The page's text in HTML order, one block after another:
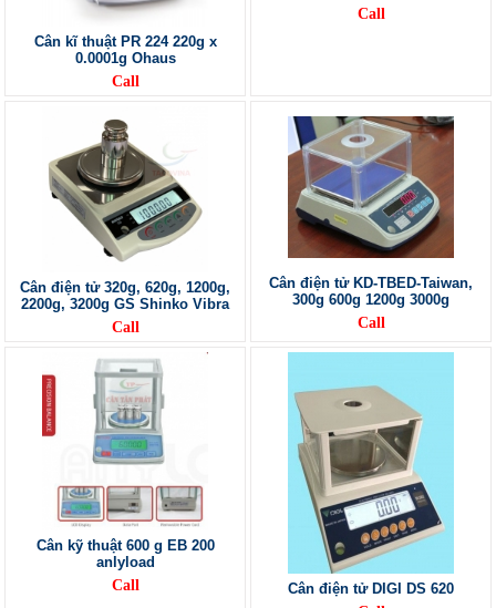
Cân kĩ thuật PR 224 220g x
0.0001g Ohaus
Call
Call
Cân điện tử 320g, 620g, 1200g,
2200g, 3200g GS Shinko Vibra
Call
Cân điện tử KD-TBED-Taiwan,
300g 600g 1200g 3000g
Call
Cân kỹ thuật 600 g EB 200
anlyload
Call
Cân điện tử DIGI DS 620